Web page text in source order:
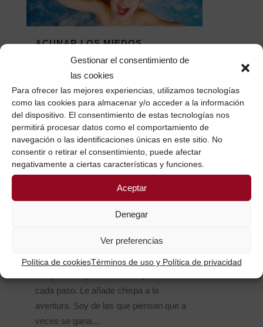
Gestionar el consentimiento de
las cookies
Para ofrecer las mejores experiencias, utilizamos tecnologías
como las cookies para almacenar y/o acceder a la información
del dispositivo. El consentimiento de estas tecnologías nos
permitirá procesar datos como el comportamiento de
navegación o las identificaciones únicas en este sitio. No
consentir o retirar el consentimiento, puede afectar
negativamente a ciertas características y funciones.
Aceptar
Denegar
Ver preferencias
Política de cookiesTérminos de uso y Política de privacidad
ACUNAR LOS MIEDOS
Ah! El miedo...
06 octubre, 2017/ 0 Comentarios
PRACTICA PARA INNOVAR
caminos nuevos. Por un lado, te obliga a
estar atenta. Por otro, abre puertas
cada paso. Le añade chispa a la
aventura. Soy de las que piensan que a
veces se gana...